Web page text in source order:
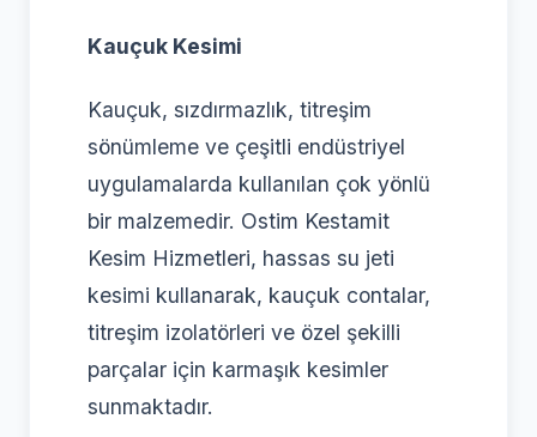
Kauçuk Kesimi
Kauçuk, sızdırmazlık, titreşim
sönümleme ve çeşitli endüstriyel
uygulamalarda kullanılan çok yönlü
bir malzemedir. Ostim Kestamit
Kesim Hizmetleri, hassas su jeti
kesimi kullanarak, kauçuk contalar,
titreşim izolatörleri ve özel şekilli
parçalar için karmaşık kesimler
sunmaktadır.